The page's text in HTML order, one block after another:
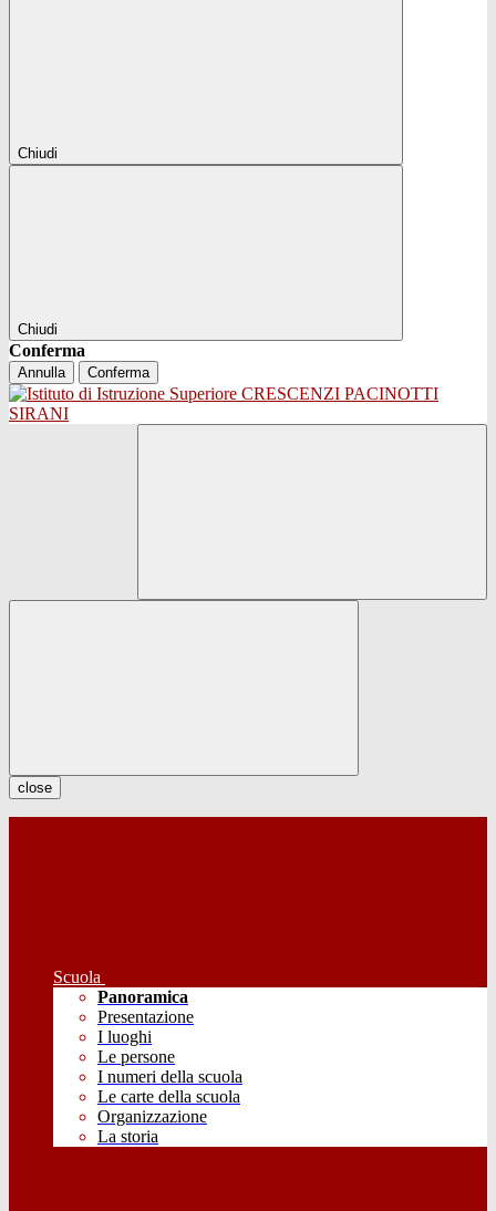
Chiudi
Chiudi
Conferma
Annulla Conferma
close
Scuola
Panoramica
Presentazione
I luoghi
Le persone
I numeri della scuola
Le carte della scuola
Organizzazione
La storia